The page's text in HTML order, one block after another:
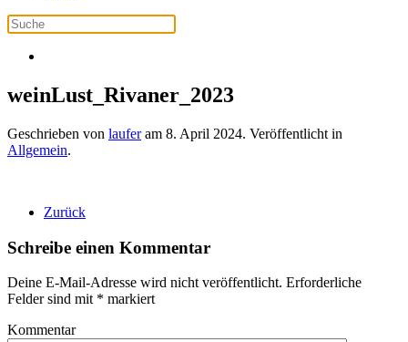
weinLust_Rivaner_2023
Geschrieben von lauferam 8. April 2024. Veröffentlicht in
Allgemein.
Zurück
Schreibe einen Kommentar
Deine E-Mail-Adresse wird nicht veröffentlicht. Erforderliche
Felder sind mit * markiert
Kommentar